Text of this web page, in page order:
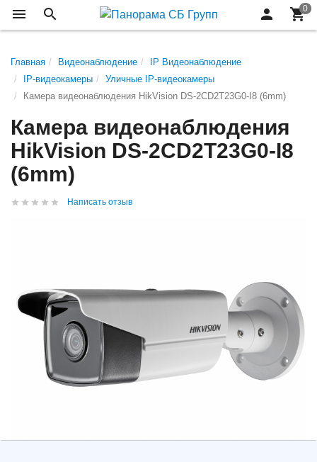
Главная Видеонаблюдение
IP Видеонаблюдение
IP-видеокамеры
Уличные IP-видеокамеры
Камера видеонаблюдения HikVision DS-2CD2T23G0-I8 (6mm)
Камера видеонаблюдения
HikVision DS-2CD2T23G0-I8
(6mm)
Написать отзыв